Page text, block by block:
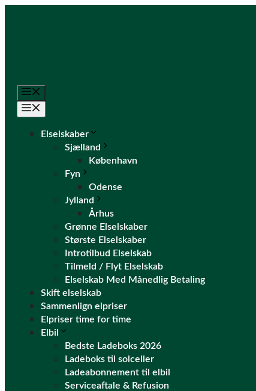
Elselskaber
Sjælland
København
Fyn
Odense
Jylland
Århus
Grønne Elselskaber
Største Elselskaber
Introtilbud Elselskab
Tilmeld / Flyt Elselskab
Elselskab Med Månedlig Betaling
Skift elselskab
Sammenlign elpriser
Elpriser time for time
Elbil
Bedste Ladeboks 2026
Ladeboks til solceller
Ladeabonnement til elbil
Serviceaftale & Refusion